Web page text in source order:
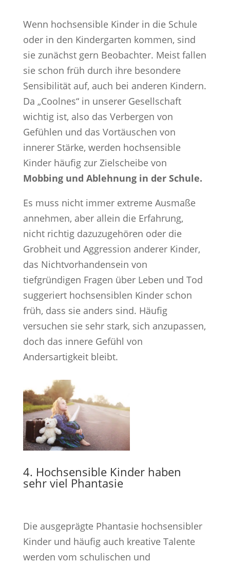
Wenn hochsensible Kinder in die Schule
oder in den Kindergarten kommen, sind
sie zunächst gern Beobachter. Meist fallen
sie schon früh durch ihre besondere
Sensibilität auf, auch bei anderen Kindern.
Da „Coolnes“ in unserer Gesellschaft
wichtig ist, also das Verbergen von
Gefühlen und das Vortäuschen von
innerer Stärke, werden hochsensible
Kinder häufig zur Zielscheibe von
Mobbing und Ablehnung in der Schule.
Es muss nicht immer extreme Ausmaße
annehmen, aber allein die Erfahrung,
nicht richtig dazuzugehören oder die
Grobheit und Aggression anderer Kinder,
das Nichtvorhandensein von
tiefgründigen Fragen über Leben und Tod
suggeriert hochsensiblen Kinder schon
früh, dass sie anders sind. Häufig
versuchen sie sehr stark, sich anzupassen,
doch das innere Gefühl von
Andersartigkeit bleibt.
4. Hochsensible Kinder haben
sehr viel Phantasie
Die ausgeprägte Phantasie hochsensibler
Kinder und häufig auch kreative Talente
werden vom schulischen und